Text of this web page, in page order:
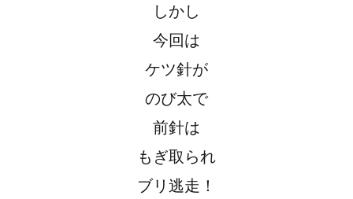
しかし
今回は
ケツ針が
のび太で
前針は
もぎ取られ
ブリ逃走！